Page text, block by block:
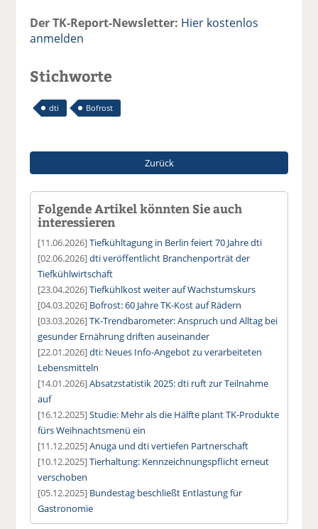
Der TK-Report-Newsletter: Hier kostenlos
anmelden
Stichworte
dti Bofrost
Zurück
Folgende Artikel könnten Sie auch
interessieren
[11.06.2026]Tiefkühltagung in Berlin feiert 70 Jahre dti
[02.06.2026]dti veröffentlicht Branchenporträt der
Tiefkühlwirtschaft
[23.04.2026]Tiefkühlkost weiter auf Wachstumskurs
[04.03.2026] Bofrost: 60 Jahre TK-Kost auf Rädern
[03.03.2026]TK-Trendbarometer: Anspruch und Alltag bei
gesunder Ernährung driften auseinander
[22.01.2026]dti: Neues Info-Angebot zu verarbeiteten
Lebensmitteln
[14.01.2026]Absatzstatistik 2025: dti ruft zur Teilnahme
auf
[16.12.2025]Studie: Mehr als die Hälfte plant TK-Produkte
fürs Weihnachtsmenü ein
[11.12.2025]Anuga und dti vertiefen Partnerschaft
[10.12.2025]Tierhaltung: Kennzeichnungspflicht erneut
verschoben
[05.12.2025] Bundestag beschließt Entlastung für
Gastronomie